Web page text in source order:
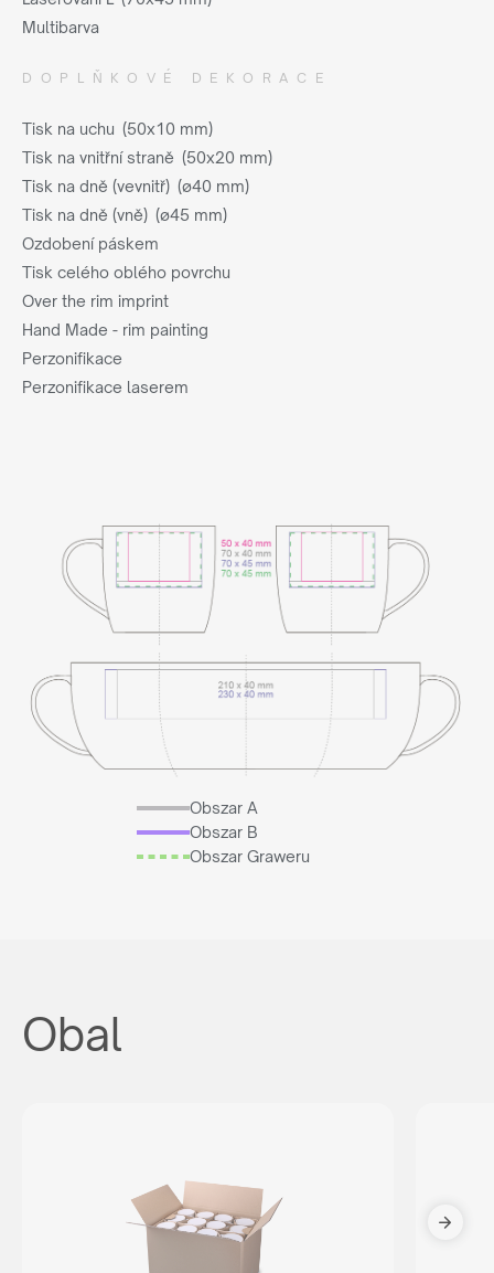
Multibarva
DOPLŇKOVÉ DEKORACE
Tisk na uchu (50x10 mm)
Tisk na vnitřní straně (50x20 mm)
Tisk na dně (vevnitř) (ø40 mm)
Tisk na dně (vně) (ø45 mm)
Ozdobení páskem
Tisk celého oblého povrchu
Over the rim imprint
Hand Made - rim painting
Perzonifikace
Perzonifikace laserem
Obszar A
Obszar B
Obszar Graweru
Obal